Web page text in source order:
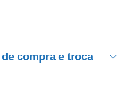
de compra e troca